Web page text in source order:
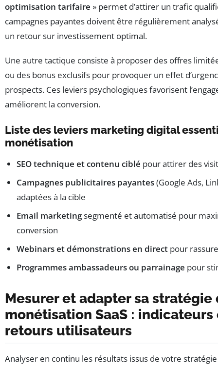
optimisation tarifaire » permet d’attirer un trafic
campagnes payantes doivent être régulièrement
un retour sur investissement optimal.
Une autre tactique consiste à proposer des offres
ou des bonus exclusifs pour provoquer un effet
prospects. Ces leviers psychologiques favorisent
améliorent la conversion.
Liste des leviers marketing digital
monétisation
SEO technique et contenu ciblé pour attirer des
Campagnes publicitaires payantes(Google Ads,
adaptées à la cible
Email marketingsegmenté et automatisé pour
conversion
Webinars et démonstrations en direct pour
Programmes ambassadeurs ou parrainage pour
Mesurer et adapter sa stratégie
monétisation SaaS : indicateurs
retours utilisateurs
Analyser en continu les résultats issus de votre